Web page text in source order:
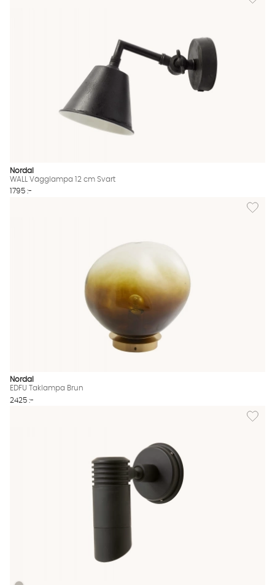
Nordal
WALL Vägglampa 12 cm Svart
1795 :-
Lägg
Nordal
EDFU Taklampa Brun
2425 :-
Lägg